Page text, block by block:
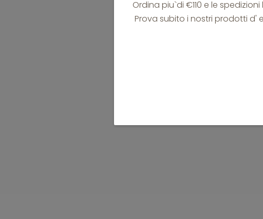
Ordina piu`di €110 e le
Prova subito i nostri prodotti d'